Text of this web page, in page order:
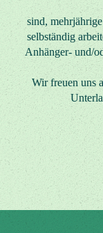
sind,
selbständig
Anhänger- und/
Wir freuen uns